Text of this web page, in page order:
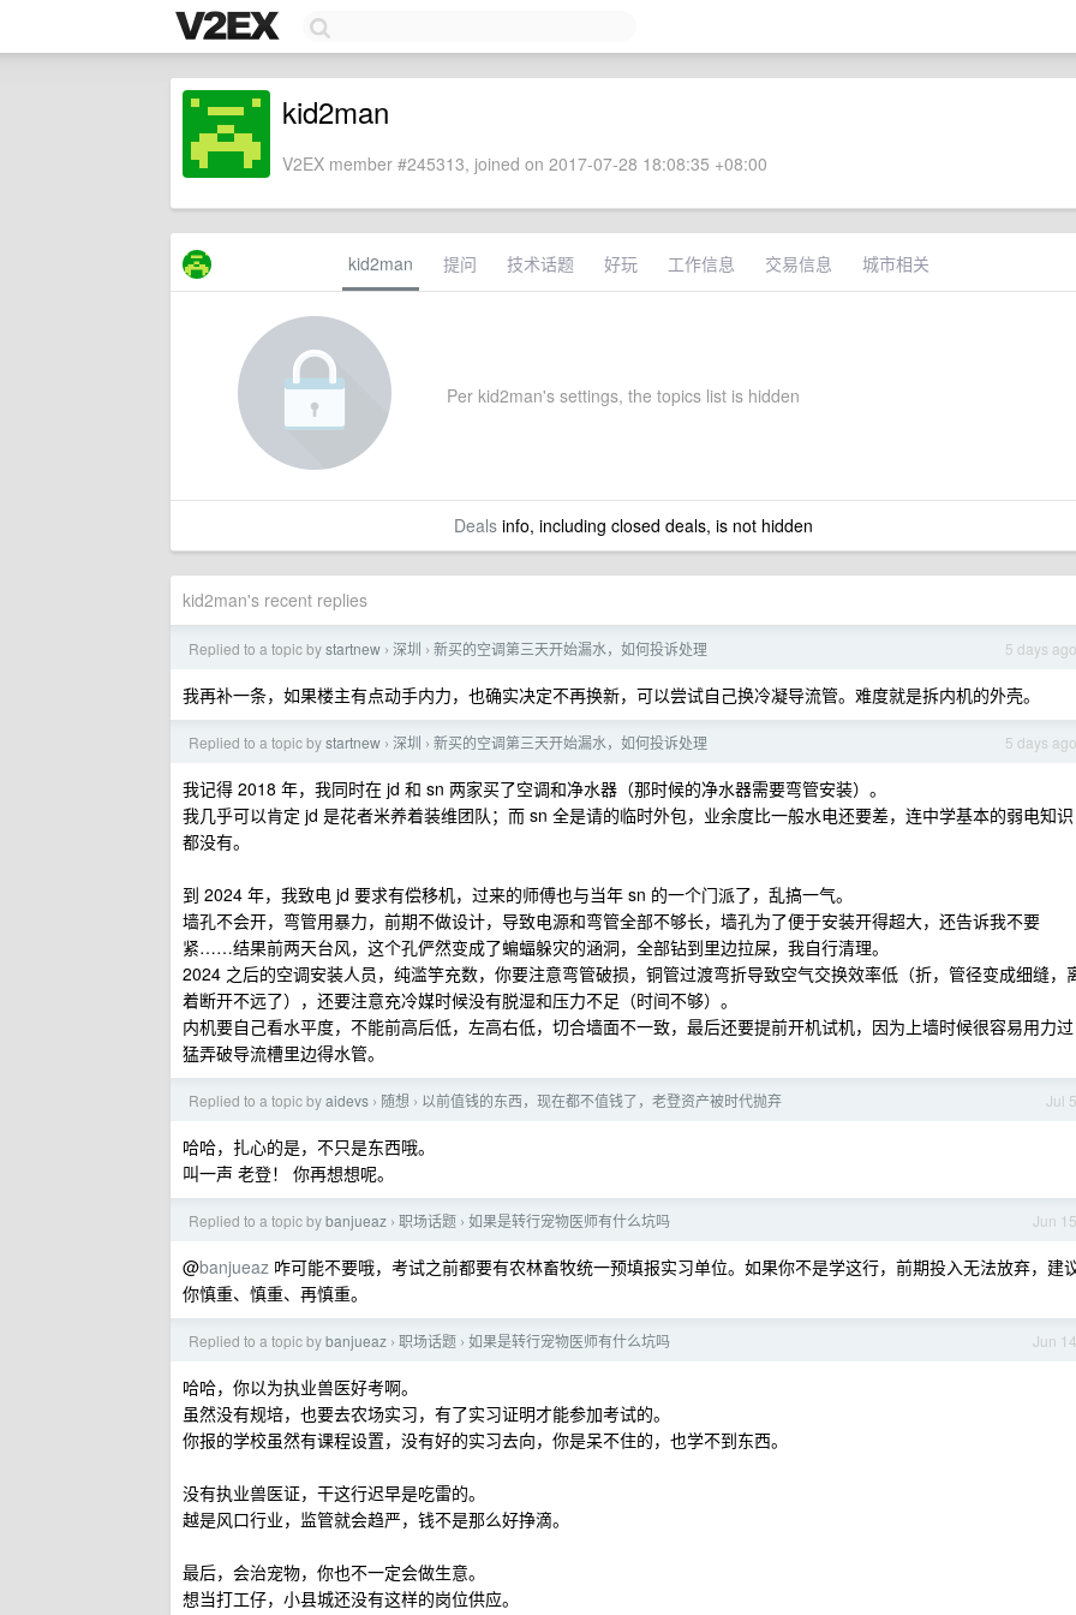
kid2man
V2EX member #245313, joined on 2017-07-28 18:08:35 +08:00
kid2man 提问 技术话题 好玩 工作信息 交易信息 城市相关
Per kid2man's settings, the topics list is hidden
Dealsinfo, including closed deals, is not hidden
kid2man's recent replies
5 days ago
Replied to a topic bystartnew › 深圳 › 新买的空调第三天开始漏水，如何投诉处理
我再补一条，如果楼主有点动手内力，也确实决定不再换新，可以尝试自己换冷凝导流管。难度就是拆内机的外壳。
5 days ago
Replied to a topic bystartnew › 深圳 › 新买的空调第三天开始漏水，如何投诉处理
我记得 2018 年，我同时在 jd 和 sn 两家买了空调和净水器（那时候的净水器需要弯管安装）。
我几乎可以肯定 jd 是花者米养着装维团队；而 sn 全是请的临时外包，业余度比一般水电还要差，连中学基本的弱电知识
都没有。
到 2024 年，我致电 jd 要求有偿移机，过来的师傅也与当年 sn 的一个门派了，乱搞一气。
墙孔不会开，弯管用暴力，前期不做设计，导致电源和弯管全部不够长，墙孔为了便于安装开得超大，还告诉我不要
紧……结果前两天台风，这个孔俨然变成了蝙蝠躲灾的涵洞，全部钻到里边拉屎，我自行清理。
2024 之后的空调安装人员，纯滥竽充数，你要注意弯管破损，铜管过渡弯折导致空气交换效率低（折，管径变成细缝，
着断开不远了），还要注意充冷媒时候没有脱湿和压力不足（时间不够）。
内机要自己看水平度，不能前高后低，左高右低，切合墙面不一致，最后还要提前开机试机，因为上墙时候很容易用力过
猛弄破导流槽里边得水管。
Jul 5
Replied to a topic byaidevs › 随想 › 以前值钱的东西，现在都不值钱了，老登资产被时代抛弃
哈哈，扎心的是，不只是东西哦。
叫一声 老登！ 你再想想呢。
Jun 15
Replied to a topic bybanjueaz › 职场话题 › 如果是转行宠物医师有什么坑吗
@banjueaz 咋可能不要哦，考试之前都要有农林畜牧统一预填报实习单位。如果你不是学这行，前期投入无法放弃，建
你慎重、慎重、再慎重。
Jun 14
Replied to a topic bybanjueaz › 职场话题 › 如果是转行宠物医师有什么坑吗
哈哈，你以为执业兽医好考啊。
虽然没有规培，也要去农场实习，有了实习证明才能参加考试的。
你报的学校虽然有课程设置，没有好的实习去向，你是呆不住的，也学不到东西。
没有执业兽医证，干这行迟早是吃雷的。
越是风口行业，监管就会趋严，钱不是那么好挣滴。
最后，会治宠物，你也不一定会做生意。
想当打工仔，小县城还没有这样的岗位供应。